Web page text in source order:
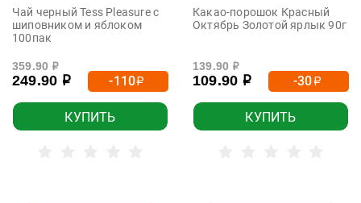
Чай черный Tess Pleasure с
шиповником и яблоком
100пак
359.90 р
249.90 р -110р
КУПИТЬ
Какао-порошок Красный
Октябрь Золотой ярлык 90г
139.90 р
109.90 р -30р
КУПИТЬ